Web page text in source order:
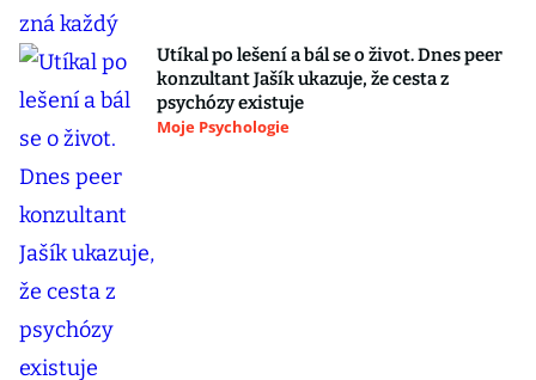
Utíkal po lešení a bál se o život. Dnes peer
konzultant Jašík ukazuje, že cesta z
psychózy existuje
Moje Psychologie